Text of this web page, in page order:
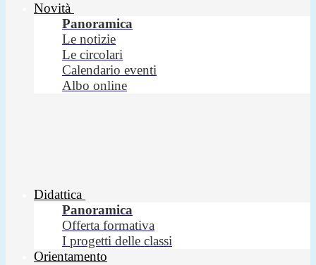
Novità
Panoramica
Le notizie
Le circolari
Calendario eventi
Albo online
Didattica
Panoramica
Offerta formativa
I progetti delle classi
Orientamento